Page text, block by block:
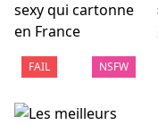
FAIL NSFW